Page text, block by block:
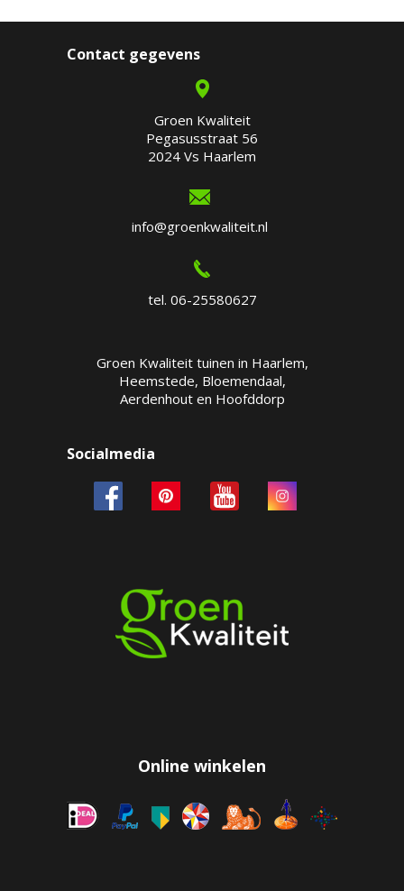
Contact gegevens
Groen Kwaliteit
Pegasusstraat 56
2024 Vs Haarlem
info@groenkwaliteit.nl
tel. 06-25580627
Groen Kwaliteit tuinen in Haarlem,
Heemstede, Bloemendaal,
Aerdenhout en Hoofddorp
Socialmedia
Online winkelen